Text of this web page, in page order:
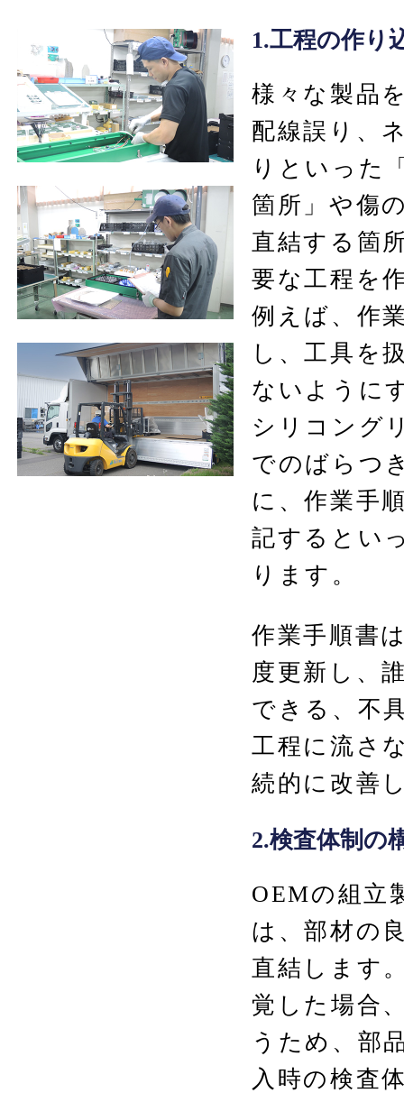
1.工程の作り
様々な製品
配線誤り、
りといった
箇所」や傷
直結する箇
要な工程を
例えば、作
し、工具を
ないように
シリコング
でのばらつ
に、作業手
記するとい
ります。
作業手順書
度更新し、
できる、不
工程に流さ
続的に改善
2.検査体制の
OEMの組立
は、部材の
直結します
覚した場合
うため、部
入時の検査